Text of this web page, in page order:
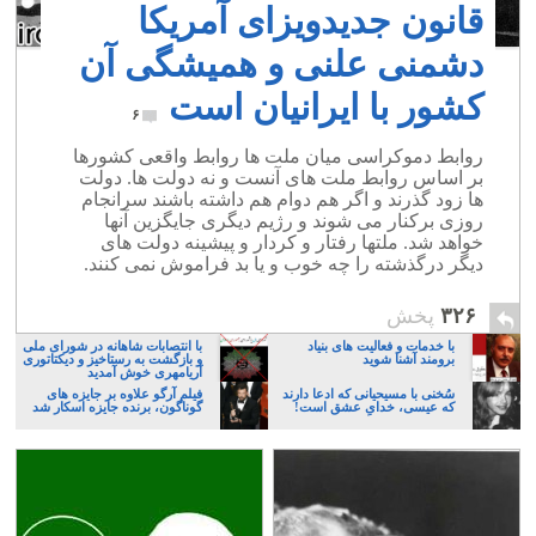
قانون جدیدویزای آمریکا
دشمنی علنی و همیشگی آن
کشور با ایرانیان است
۶
روابط دموکراسی میان ملت ها روابط واقعی کشورها
بر اساس روابط ملت های آنست و نه دولت ها. دولت
ها زود گذرند و اگر هم دوام هم داشته باشند سرانجام
روزی برکنار می شوند و رژیم دیگری جایگزین آنها
خواهد شد. ملتها رفتار و کردار و پیشینه دولت های
دیگر درگذشته را چه خوب و یا بد فراموش نمی کنند.
۳۲۶ پخش
با خدمات و فعالیت های بنیاد
برومند آشنا شوید
با انتصابات شاهانه در شورای ملی
و بازگشت به رستاخیز و دیکتاتوری
آریامهری خوش آمدید
سُخنی با مسیحیانی که ادعا دارند
که عیسی، خدایِ عشق است!
فیلم آرگو علاوه بر جایزه های
گوناگون، برنده جایزه اسکار شد